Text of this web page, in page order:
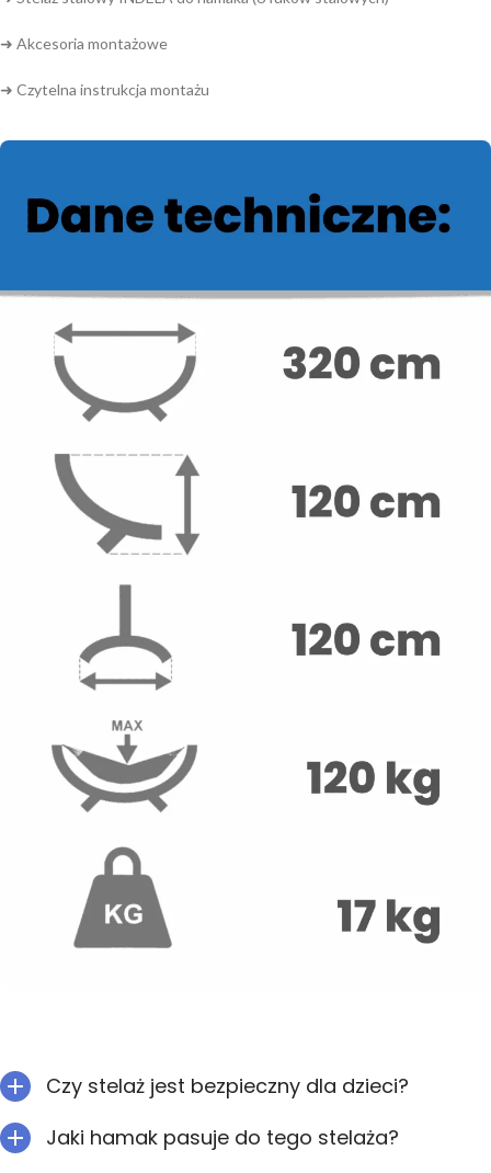
➜ Akcesoria montażowe
➜ Czytelna instrukcja montażu
Czy stelaż jest bezpieczny dla dzieci?
Jaki hamak pasuje do tego stelaża?